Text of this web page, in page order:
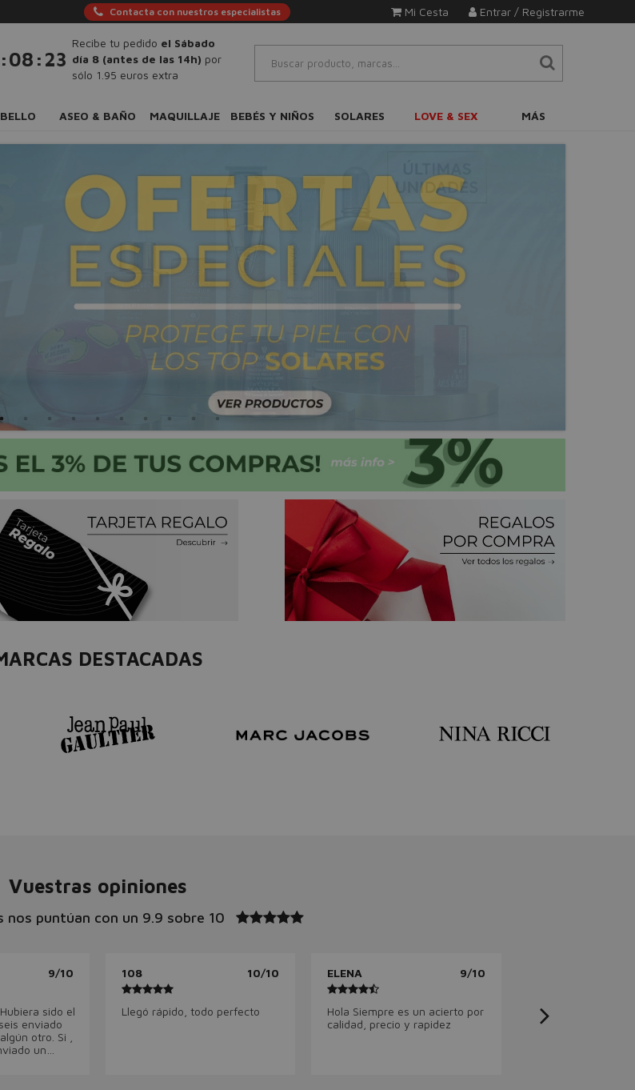
Contacta con nuestros especialistas Entrar / Registrarme
Mi Cesta
:08 : 22
Recibe tu pedido el Sábado
día 8 (antes de las 14h) por
sólo 1.95 euros extra
ASEO & BAÑO MAQUILLAJE BEBÉS Y NIÑOS SOLARES LOVE & SEX MÁS
DESTACADAS
Vuestras opiniones
nos puntúan con un 9.9 sobre 10
9/10
sido el
enviado
otro. Si ,
un
108 10/10
Llegó rápido, todo perfecto
ELENA 9/10
Hola Siempre es un acierto por
calidad, precio y rapidez